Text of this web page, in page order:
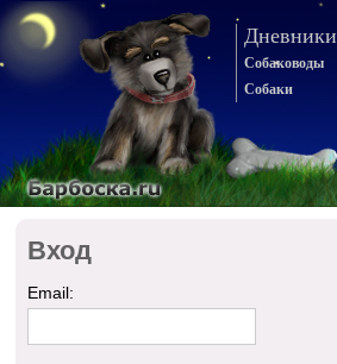
Дневники
Собаководы
Собаки
Вход
Email: